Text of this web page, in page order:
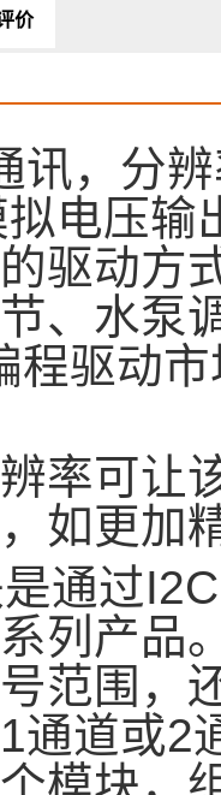
价
讯，分
电压输
驱动方
、水泵
程驱动
率可让
如更加
通过
列产品
范围，
通道或2